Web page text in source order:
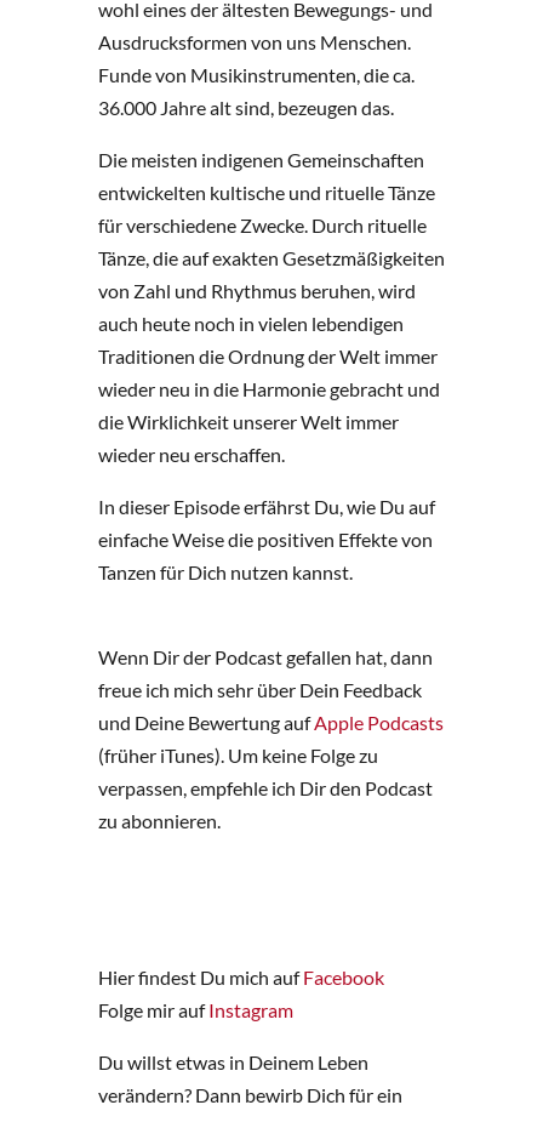
wohl eines der ältesten Bewegungs- und
Ausdrucksformen von uns Menschen.
Funde von Musikinstrumenten, die ca.
36.000 Jahre alt sind, bezeugen das.
Die meisten indigenen Gemeinschaften
entwickelten kultische und rituelle Tänze
für verschiedene Zwecke. Durch rituelle
Tänze, die auf exakten Gesetzmäßigkeiten
von Zahl und Rhythmus beruhen, wird
auch heute noch in vielen lebendigen
Traditionen die Ordnung der Welt immer
wieder neu in die Harmonie gebracht und
die Wirklichkeit unserer Welt immer
wieder neu erschaffen.
In dieser Episode erfährst Du, wie Du auf
einfache Weise die positiven Effekte von
Tanzen für Dich nutzen kannst.
Wenn Dir der Podcast gefallen hat, dann
freue ich mich sehr über Dein Feedback
und Deine Bewertung aufApple Podcasts
(früher iTunes). Um keine Folge zu
verpassen, empfehle ich Dir den Podcast
zu abonnieren.
Hier findest Du mich aufFacebook
Folge mir aufInstagram
Du willst etwas in Deinem Leben
verändern? Dann bewirb Dich für ein